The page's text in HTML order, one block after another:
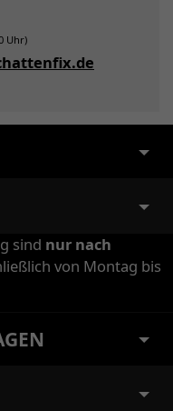
Uhr)
sind nur nach
von Montag bis